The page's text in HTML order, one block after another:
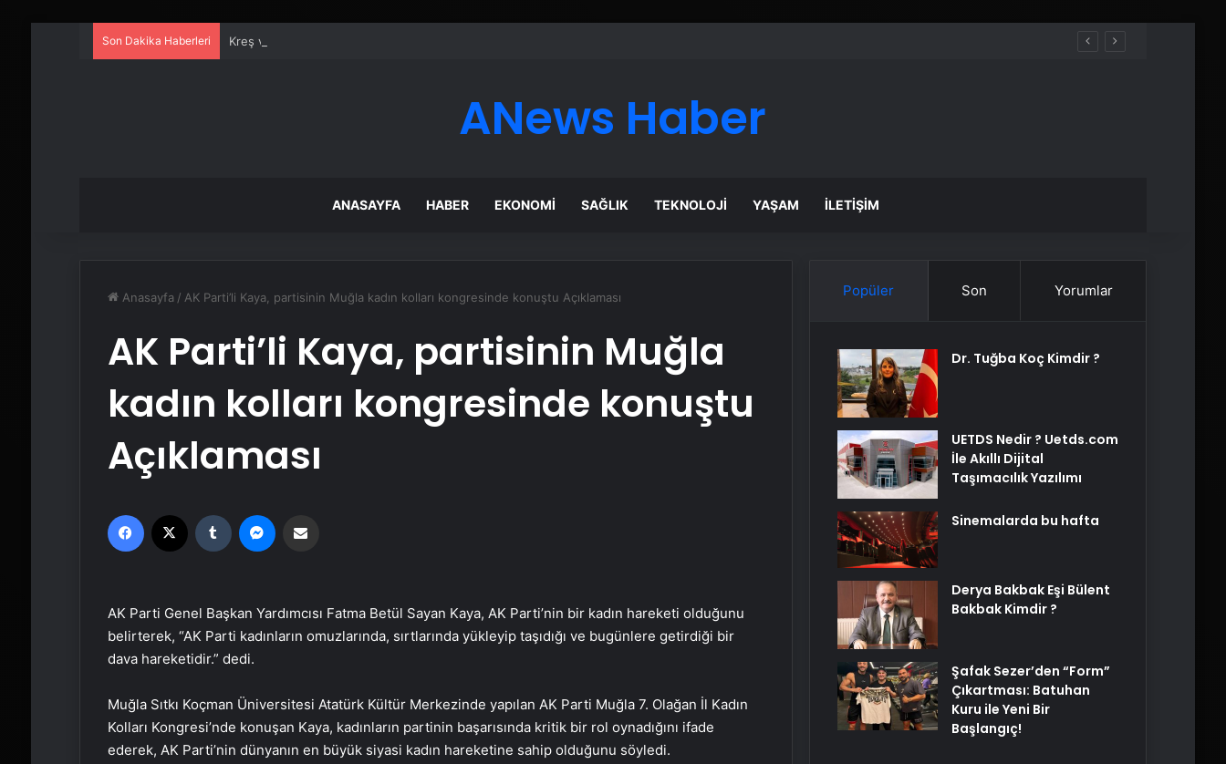
Son Dakika Haberleri Kreş ve Spor Alanları İçin Profesyonel Zemin Çözümleri
ANews Haber
ANASAYFA HABER EKONOMI SAĞLIK TEKNOLOJI YAŞAM İLETIŞIM
Anasayfa / AK Parti’li Kaya, partisinin Muğla kadın kolları kongresinde konuştu Açıklaması
AK Parti’li Kaya, partisinin Muğla
kadın kolları kongresinde konuştu
Açıklaması
Facebook Tumblr
AK Parti Genel Başkan Yardımcısı Fatma Betül Sayan Kaya, AK Parti’nin bir kadın hareketi olduğunu
belirterek, “AK Parti kadınların omuzlarında, sırtlarında yükleyip taşıdığı ve bugünlere getirdiği bir
dava hareketidir.” dedi.
Muğla Sıtkı Koçman Üniversitesi Atatürk Kültür Merkezinde yapılan AK Parti Muğla 7. Olağan İl Kadın
Kolları Kongresi’nde konuşan Kaya, kadınların partinin başarısında kritik bir rol oynadığını ifade
ederek, AK Parti’nin dünyanın en büyük siyasi kadın hareketine sahip olduğunu söyledi.
Popüler Son Yorumlar
Dr. Tuğba Koç Kimdir ?
UETDS Nedir ? Uetds.com
İle Akıllı Dijital
Taşımacılık Yazılımı
Sinemalarda bu hafta
Derya Bakbak Eşi Bülent
Bakbak Kimdir ?
Şafak Sezer’den “Form”
Çıkartması: Batuhan
Kuru ile Yeni Bir
Başlangıç!